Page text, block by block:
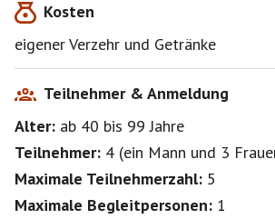
Kosten
eigener Verzehr und Getränke
Teilnehmer & Anmeldung
Alter: ab 40 bis 99Jahre
Teilnehmer: 4 (ein Mann und 3
Maximale Teilnehmerzahl: 5
Maximale Begleitpersonen: 1